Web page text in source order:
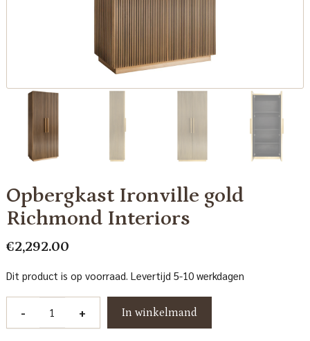
Opbergkast Ironville gold
Richmond Interiors
€2,292.00
Dit product is op voorraad. Levertijd 5-10 werkdagen
- + In winkelmand